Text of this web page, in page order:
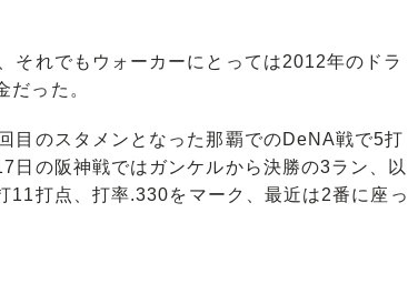
れでもウォーカーにとっては2012年のドラ
った。
のスタメンとなった那覇でのDeNA戦で5打
日の阪神戦ではガンケルから決勝の3ラン、以
11打点、打率.330をマーク、最近は2番に座っ